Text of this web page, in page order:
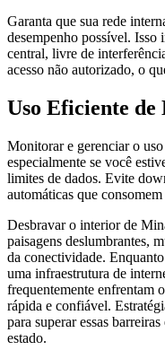
Garanta que sua rede
desempenho possível.
central, livre de
acesso não autorizado, o
Uso Eficiente de
Monitorar e gerenciar o
especialmente se você
limites de dados. Evite
automáticas que
Desbravar o interior de
paisagens deslumbrantes,
da conectividade.
uma infraestrutura de
frequentemente enfrentam
rápida e confiável.
para superar essas
estado.